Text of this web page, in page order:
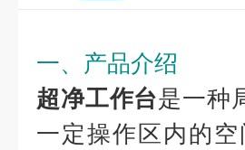
一、产品介绍
超净工作台是一种
一定操作区内的